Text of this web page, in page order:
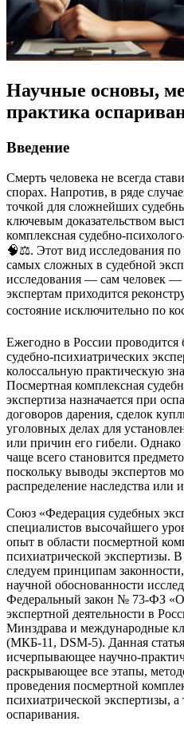
Научные основы,
практика
Введение
Смерть человека не всегда
спорах. Напротив, в ряде
точкой для сложнейших
ключевым доказательством
комплексная судебно-
🧠⚖️. Этот вид исследования по
самых сложных в судебной
исследования — сам человек —
экспертам приходится
состояние исключительно по
Ежегодно в России проводится
судебно-психиатрических
колоссальную практическую
Посмертная комплексная
экспертиза назначается при
договоров дарения, сделок
уголовных делах для
или причин его гибели. Однако
чаще всего становится
поскольку выводы экспертов
распределение наследства или
Союз «Федерация судебных
специалистов высочайшего
опыт в области посмертной
психиатрической экспертизы.
следуем принципам
научной обоснованности
Федеральный закон № 73-ФЗ «О
экспертной деятельности в
Минздрава и международные
(МКБ-11, DSM-5). Данная статья
исчерпывающее научно-
раскрывающее все этапы,
проведения посмертной
психиатрической экспертизы, а
оспаривания.